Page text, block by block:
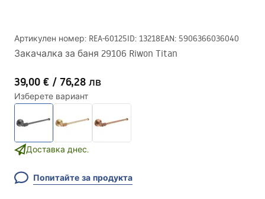
Артикулен номер: REA-60125ID: 13218EAN: 5906366036040
Закачалка за баня 29106 Riwon Titan
39,00 € / 76,28 лв
Изберете вариант
Доставка днес.
Попитайте за продукта